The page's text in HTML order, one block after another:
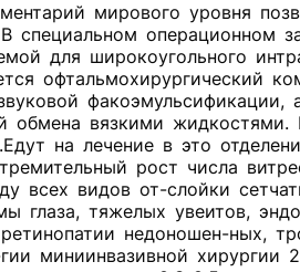
мирового уровня
специальном операционном
для широкоугольного
офтальмохирургический
факоэмульсификации,
обмена вязкими
на лечение в это
рост числа
всех видов от-слойки
глаза, тяжелых увеитов,
недоношен-ных,
миниинвазивной хирургии